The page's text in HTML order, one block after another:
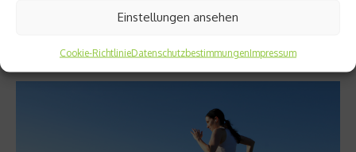
Einstellungen ansehen
Cookie-RichtlinieDatenschutzbestimmungenImpressum
Ergebnis einer aktuellen US-Studie....
Weiterlesen